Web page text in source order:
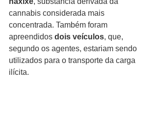
cannabis considerada mais
concentrada. Também foram
apreendidos dois veículos, que,
segundo os agentes, estariam sendo
utilizados para o transporte da carga
ilícita.